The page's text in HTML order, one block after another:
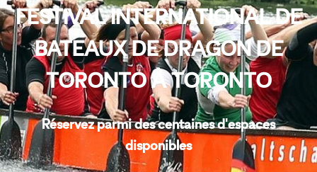
FESTIVAL INTERNATIONAL DE
BATEAUX DE DRAGON DE
TORONTO À TORONTO
Réservez parmi des centaines d'espaces
disponibles